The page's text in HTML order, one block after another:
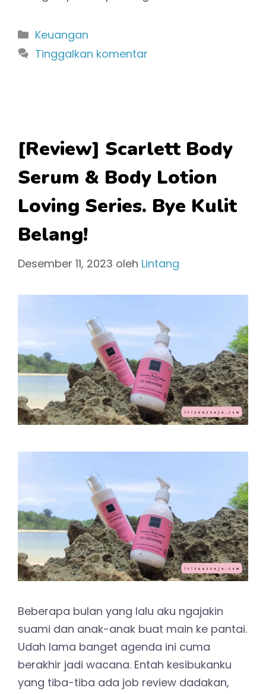
Kategori
Keuangan
Tinggalkan komentar
[Review] Scarlett Body
Serum & Body Lotion
Loving Series. Bye Kulit
Belang!
Desember 11, 2023 oleh Lintang
Beberapa bulan yang lalu aku ngajakin
suami dan anak-anak buat main ke pantai.
Udah lama banget agenda ini cuma
berakhir jadi wacana. Entah kesibukanku
yang tiba-tiba ada job review dadakan,